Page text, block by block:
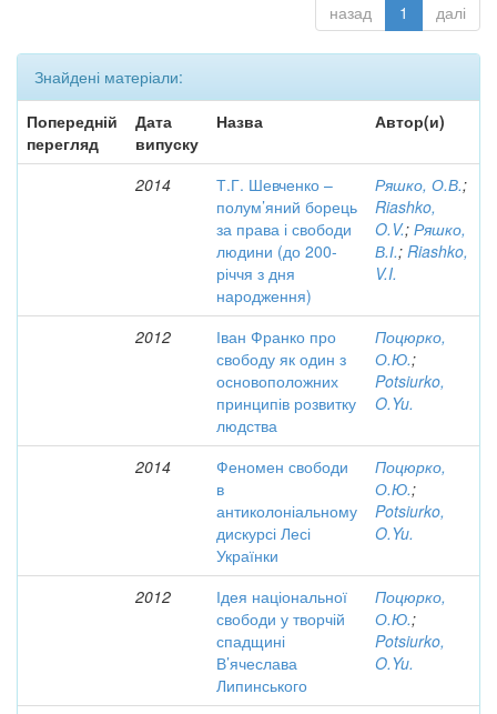
назад 1 далі
Знайдені матеріали:
Попередній
перегляд
Дата
випуску
Назва Автор(и)
2014
Т.Г. Шевченко –
полум’яний борець
за права і свободи
людини (до 200-
річчя з дня
народження)
Ряшко, О.В.;
Riashko,
O.V.; Ряшко,
В.І.; Riashko,
V.I.
2012
Іван Франко про
свободу як один з
основоположних
принципів розвитку
людства
Поцюрко,
О.Ю.;
Potsiurko,
O.Yu.
2014
Феномен свободи
в
антиколоніальному
дискурсі Лесі
Українки
Поцюрко,
О.Ю.;
Potsiurko,
O.Yu.
2012
Ідея національної
свободи у творчій
спадщині
В’ячеслава
Липинського
Поцюрко,
О.Ю.;
Potsiurko,
O.Yu.